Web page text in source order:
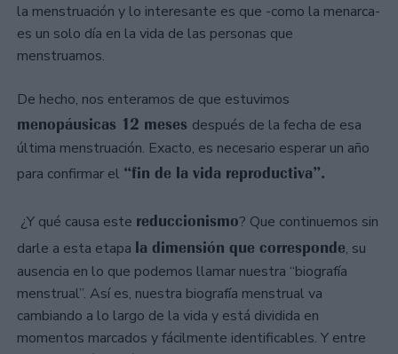
la menstruación y lo interesante es que -como la menarca-
es un solo día en la vida de las personas que
menstruamos.
De hecho, nos enteramos de que estuvimos
menopáusicas 12 meses después de la fecha de esa
última menstruación. Exacto, es necesario esperar un año
para confirmar el “fin de la vida reproductiva”.
¿Y qué causa este reduccionismo? Que continuemos sin
darle a esta etapa la dimensión que corresponde, su
ausencia en lo que podemos llamar nuestra “biografía
menstrual”. Así es, nuestra biografía menstrual va
cambiando a lo largo de la vida y está dividida en
momentos marcados y fácilmente identificables. Y entre